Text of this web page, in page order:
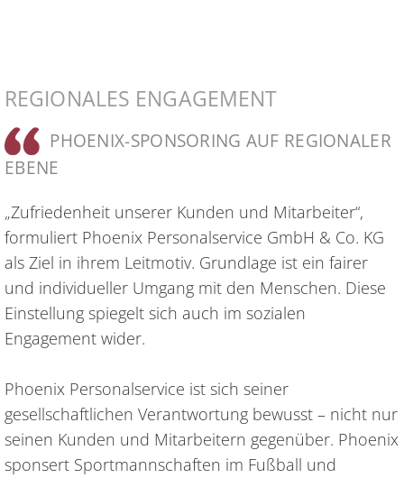
REGIONALES ENGAGEMENT
PHOENIX-SPONSORING AUF REGIONALER
EBENE
„Zufriedenheit unserer Kunden und Mitarbeiter“,
formuliert Phoenix Personalservice GmbH & Co. KG
als Ziel in ihrem Leitmotiv. Grundlage ist ein fairer
und individueller Umgang mit den Menschen. Diese
Einstellung spiegelt sich auch im sozialen
Engagement wider.
Phoenix Personalservice ist sich seiner
gesellschaftlichen Verantwortung bewusst – nicht nur
seinen Kunden und Mitarbeitern gegenüber. Phoenix
sponsert Sportmannschaften im Fußball und